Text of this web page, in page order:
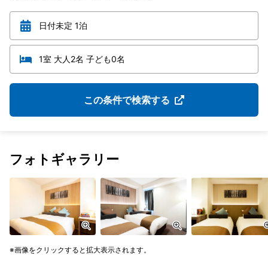
日付未定 1泊
1室 大人2名 子ども0名
この条件で検索する
フォトギャラリー
画像をクリックすると拡大表示されます。